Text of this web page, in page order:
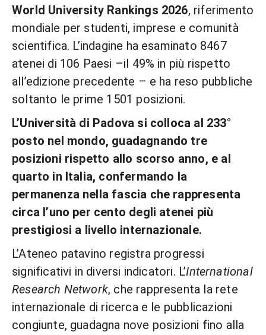
World University Rankings 2026, riferimento
mondiale per studenti, imprese e comunità
scientifica. L’indagine ha esaminato 8467
atenei di 106 Paesi –il 49% in più rispetto
all’edizione precedente – e ha reso pubbliche
soltanto le prime 1501 posizioni.
L’Università di Padova si colloca al 233°
posto nel mondo, guadagnando tre
posizioni rispetto allo scorso anno, e al
quarto in Italia, confermando la
permanenza nella fascia che rappresenta
circa l’uno per cento degli atenei più
prestigiosi a livello internazionale.
L’Ateneo patavino registra progressi
significativi in diversi indicatori. L’International
Research Network, che rappresenta la rete
internazionale di ricerca e le pubblicazioni
congiunte, guadagna nove posizioni fino alla